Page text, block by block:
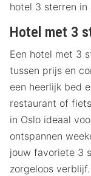
hotel 3 sterren in
Hotel met 3
Een hotel met 3
tussen prijs en
een heerlijk bed
restaurant of
in Oslo ideaal
ontspannen
jouw favoriete 3
zorgeloos verblijf.